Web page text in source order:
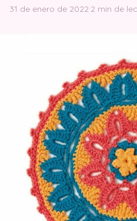
31 de enero de 2022·2 min de